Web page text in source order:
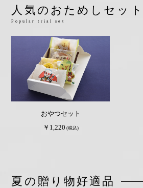
人気のおためしセット
Popular trial set
おやつセット
￥1,220 (税込)
夏の贈り物好適品